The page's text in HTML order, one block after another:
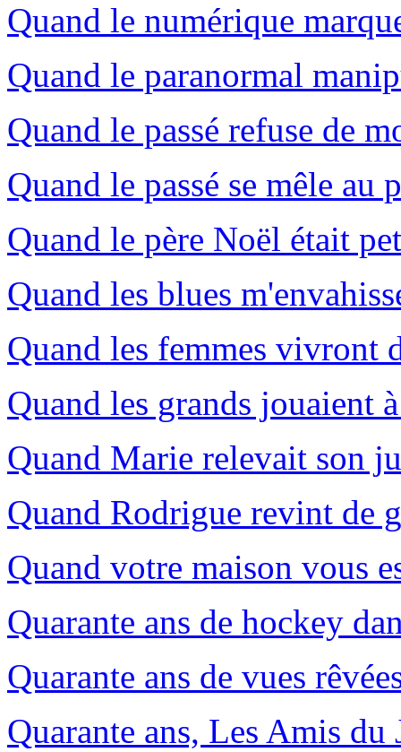
Quand le numérique
Quand le paranormal
Quand le passé refuse de
Quand le passé se mêle au
Quand le père Noël était
Quand les blues
Quand les femmes vivront
Quand les grands jouaient
Quand Marie relevait son
Quand Rodrigue revint de
Quand votre maison vous
Quarante ans de hockey
Quarante ans de vues
Quarante ans, Les Amis